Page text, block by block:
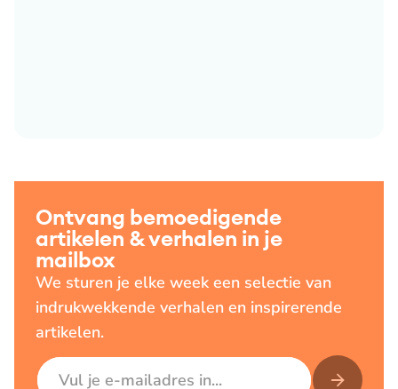
Ontvang bemoedigende
artikelen & verhalen in je
mailbox
We sturen je elke week een selectie van
indrukwekkende verhalen en inspirerende
artikelen.
E-mailadres